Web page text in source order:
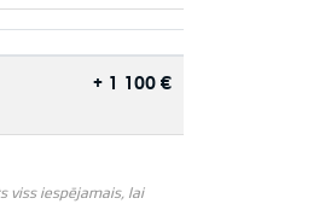
+ 1 100 €
viss iespējamais, lai